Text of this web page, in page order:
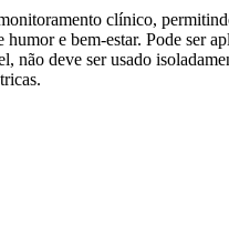
clínico,
e bem-estar. Pode ser
não deve ser usado